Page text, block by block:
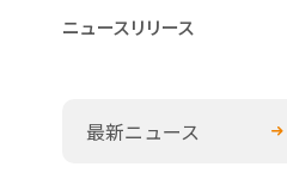
ニュースリリース
最新ニュース